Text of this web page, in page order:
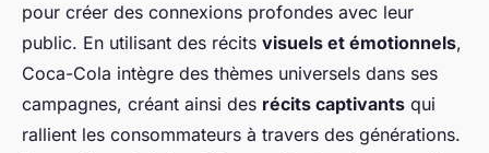
pour créer des connexions profondes avec leur
public. En utilisant des récits visuels et émotionnels,
Coca-Cola intègre des thèmes universels dans ses
campagnes, créant ainsi des récits captivants qui
rallient les consommateurs à travers des générations.